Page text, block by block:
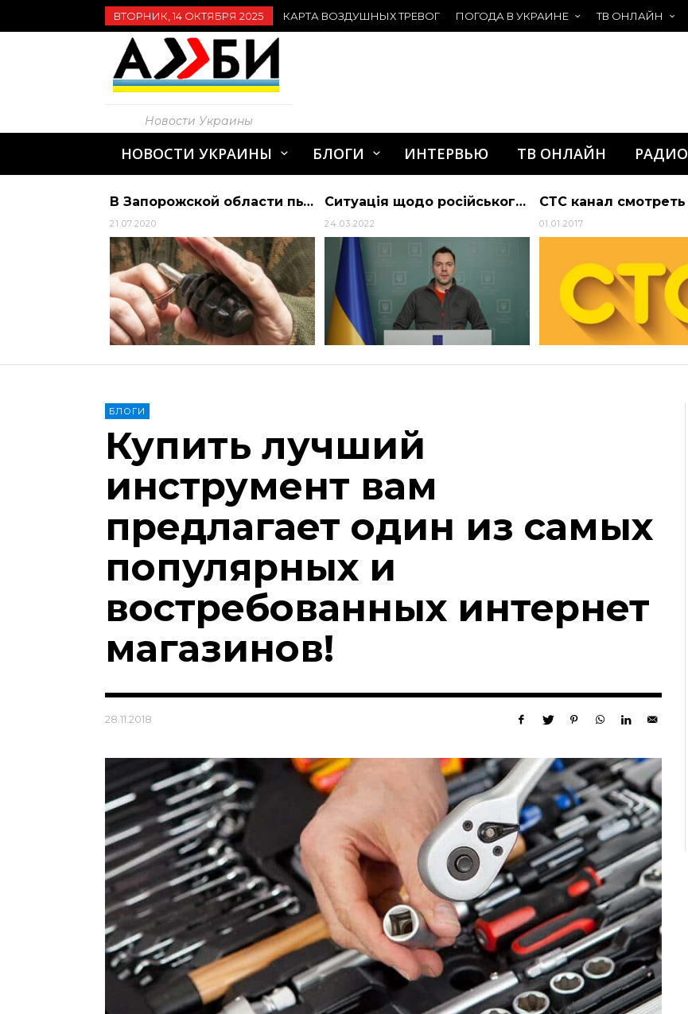
ВТОРНИК, 14 ОКТЯБРЯ 2025 КАРТА ВОЗДУШНЫХ ТРЕВОГ ПОГОДА В УКРАИНЕ ТВ ОНЛАЙН
Новости Украины
НОВОСТИ УКРАИНЫ БЛОГИ ИНТЕРВЬЮ ТВ ОНЛАЙН
В Запорожской области пьяный мужчина с гранатой угрожал перекрыть дорогу | Алиби
21.07.2020
Ситуація щодо російського вторгнення – брифінг радника керівника Офісу Президент… | Президент Украины
24.03.2022
СТС канал
01.01.2017
БЛОГИ
Купить лучший
инструмент вам
предлагает один из самых
популярных и
востребованных интернет
магазинов!
28.11.2018